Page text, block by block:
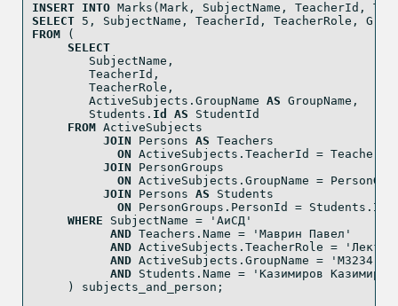
INSERT INTO Marks(Mark, SubjectName, TeacherId,
SELECT 5 , SubjectName, TeacherId, TeacherRole,
FROM (
SELECT
        SubjectName,
        TeacherId,
        TeacherRole,
        ActiveSubjects.GroupName
AS GroupName,
        Students.
Id AS StudentId
FROM ActiveSubjects
JOIN Persons AS Teachers
ON ActiveSubjects.TeacherId = Teachers.
JOIN PersonGroups
ON ActiveSubjects.GroupName =
JOIN Persons AS Students
ON PersonGroups.PersonId = Students. Id
WHERE SubjectName =
'АиСД'
AND Teachers.Name =
'Маврин Павел'
AND ActiveSubjects.TeacherRole =
AND ActiveSubjects.GroupName =
'M3234'
AND Students.Name =
'Казимиров Казимир'
     ) subjects_and_person;